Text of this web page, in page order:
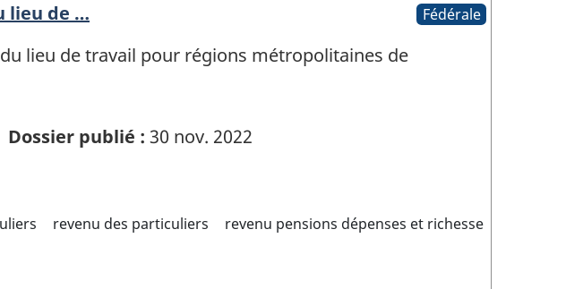
lieu de … Fédérale
lieu de travail pour régions métropolitaines de
Dossier publié : 30 nov. 2022
revenu des particuliers
revenu pensions dépenses et richesse